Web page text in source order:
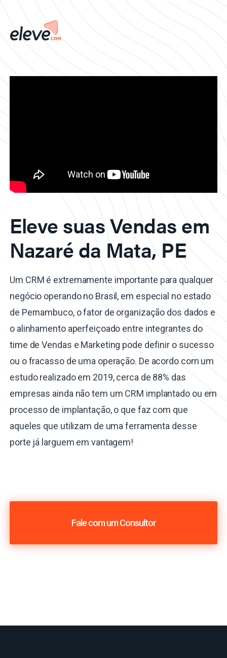
Eleve suas Vendas em
Nazaré da Mata, PE
Um CRM é extremamente importante para qualquer
negócio operando no Brasil, em especial no estado
de Pernambuco, o fator de organização dos dados e
o alinhamento aperfeiçoado entre integrantes do
time de Vendas e Marketing pode definir o sucesso
ou o fracasso de uma operação. De acordo com um
estudo realizado em 2019, cerca de 88% das
empresas ainda não tem um CRM implantado ou em
processo de implantação, o que faz com que
aqueles que utilizam de uma ferramenta desse
porte já larguem em vantagem!
Fale com um Consultor